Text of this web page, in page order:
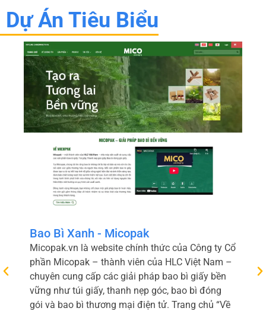
Dự Án Tiêu Biểu
Bao Bì Xanh - Micopak
Micopak.vn là website chính thức của Công ty Cổ
phần Micopak – thành viên của HLC Việt Nam –
chuyên cung cấp các giải pháp bao bì giấy bền
vững như túi giấy, thanh nẹp góc, bao bì đóng
gói và bao bì thương mại điện tử. Trang chủ “Về